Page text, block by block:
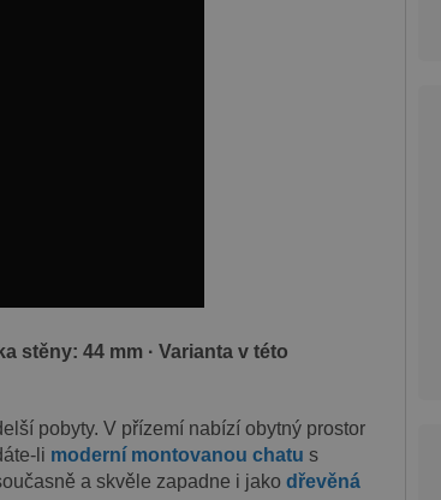
stěny: 44 mm · Varianta v této
pobyty. V přízemí nabízí obytný prostor
li moderní montovanou chatu s
a skvěle zapadne i jako dřevěná